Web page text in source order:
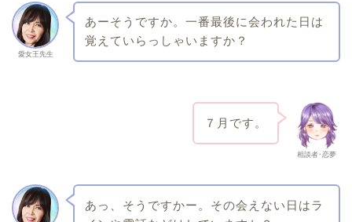
愛女王先生
あーそうですか。一番最後に会われた日は
覚えていらっしゃいますか？
相談者･恋夢
７月です。
あっ、そうですかー。その会えない日はラ